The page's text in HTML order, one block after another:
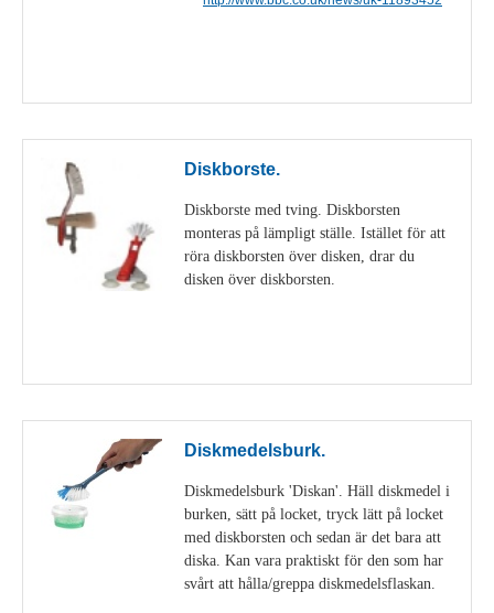
Diskborste.
Diskborste med tving. Diskborsten
monteras på lämpligt ställe. Istället för att
röra diskborsten över disken, drar du
disken över diskborsten.
Diskmedelsburk.
Diskmedelsburk 'Diskan'. Häll diskmedel i
burken, sätt på locket, tryck lätt på locket
med diskborsten och sedan är det bara att
diska. Kan vara praktiskt för den som har
svårt att hålla/greppa diskmedelsflaskan.